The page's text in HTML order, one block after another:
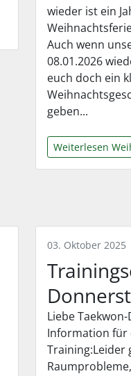
wieder ist ein
Auch wenn
08.01.2026
euch doch ein
geben...
Weiterlesen
03. Oktober 2025
Liebe
Information für
Training:Leider